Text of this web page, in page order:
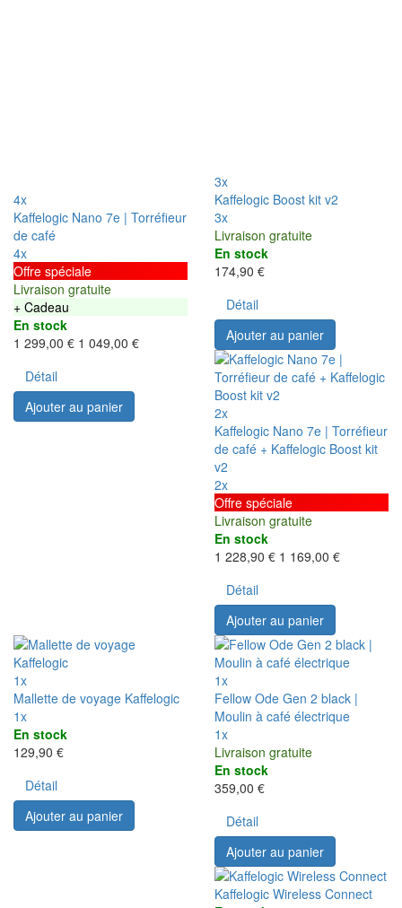
4x
Kaffelogic Nano 7e | Torréfieur
de café
4x
Offre spéciale
Livraison gratuite
+ Cadeau
En stock
1 299,00 € 1 049,00 €
Détail
Ajouter au panier
3x
Kaffelogic Boost kit v2
3x
Livraison gratuite
En stock
174,90 €
Détail
Ajouter au panier
2x
Kaffelogic Nano 7e | Torréfieur
de café + Kaffelogic Boost kit
v2
2x
Offre spéciale
Livraison gratuite
En stock
1 228,90 € 1 169,00 €
Détail
Ajouter au panier
1x
Mallette de voyage Kaffelogic
1x
En stock
129,90 €
Détail
Ajouter au panier
1x
Fellow Ode Gen 2 black |
Moulin à café électrique
1x
Livraison gratuite
En stock
359,00 €
Détail
Ajouter au panier
Kaffelogic Wireless Connect